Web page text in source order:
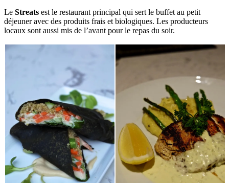
Le Streats est le restaurant principal qui sert le buffet au petit
déjeuner avec des produits frais et biologiques. Les producteurs
locaux sont aussi mis de l’avant pour le repas du soir.